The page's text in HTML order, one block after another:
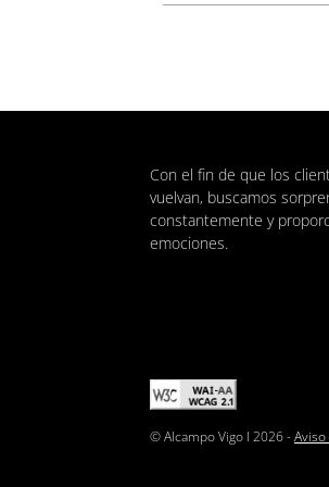
Con el fin de que los
vuelvan, buscamos
constantemente y
emociones.
© Alcampo Vigo I 2026 -Aviso